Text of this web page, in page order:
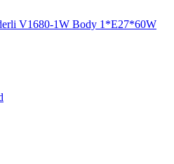
V1680-1W Body 1*E27*60W